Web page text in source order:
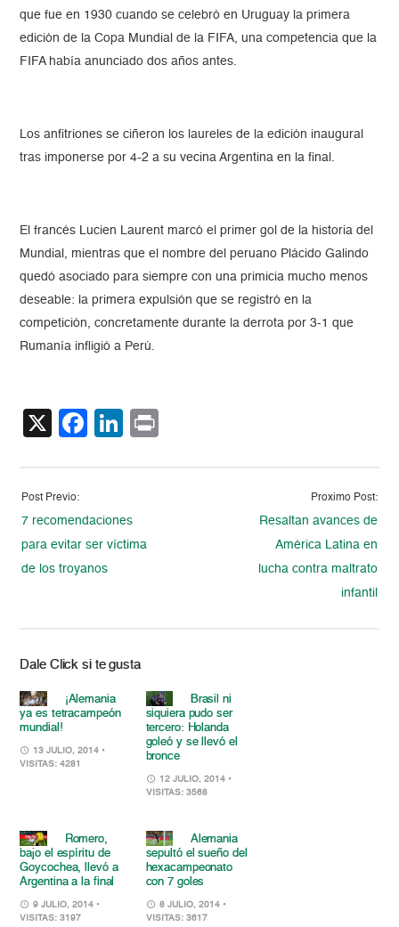
que fue en 1930 cuando se celebró en Uruguay la primera
edición de la Copa Mundial de la FIFA, una competencia que la
FIFA había anunciado dos años antes.
Los anfitriones se ciñeron los laureles de la edición inaugural
tras imponerse por 4-2 a su vecina Argentina en la final.
El francés Lucien Laurent marcó el primer gol de la historia del
Mundial, mientras que el nombre del peruano Plácido Galindo
quedó asociado para siempre con una primicia mucho menos
deseable: la primera expulsión que se registró en la
competición, concretamente durante la derrota por 3-1 que
Rumanía infligió a Perú.
X Facebook
LinkedIn
Post Previo:
7 recomendaciones
para evitar ser víctima
de los troyanos
Proximo Post:
Resaltan avances de
América Latina en
lucha contra maltrato
infantil
Dale Click si te gusta
¡Alemania
ya es tetracampeón
mundial!
13 JULIO, 2014 •
VISITAS: 4281
Brasil ni
siquiera pudo ser
tercero: Holanda
goleó y se llevó el
bronce
12 JULIO, 2014 •
VISITAS: 3568
Romero,
bajo el espíritu de
Goycochea, llevó a
Argentina a la final
9 JULIO, 2014 •
VISITAS: 3197
Alemania
sepultó el sueño del
hexacampeonato
con 7 goles
8 JULIO, 2014 •
VISITAS: 3617